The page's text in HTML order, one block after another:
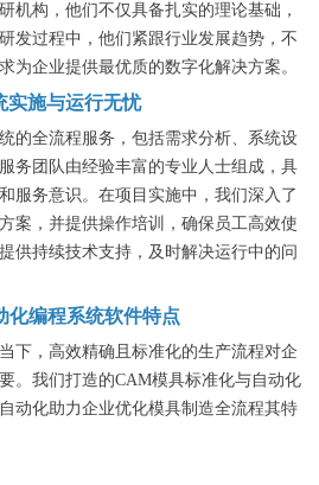
机构，他们不仅具备扎实的理论基础，
发过程中，他们紧跟行业发展趋势，不
为企业提供最优质的数字化解决方案。
实施与运行无忧
的全流程服务，包括需求分析、系统设
务团队由经验丰富的专业人士组成，具
服务意识。在项目实施中，我们深入了
案，并提供操作培训，确保员工高效使
供持续技术支持，及时解决运行中的问
化编程系统软件特点
下，高效精确且标准化的生产流程对企
。我们打造的CAM模具标准化与自动化
动化助力企业优化模具制造全流程其特